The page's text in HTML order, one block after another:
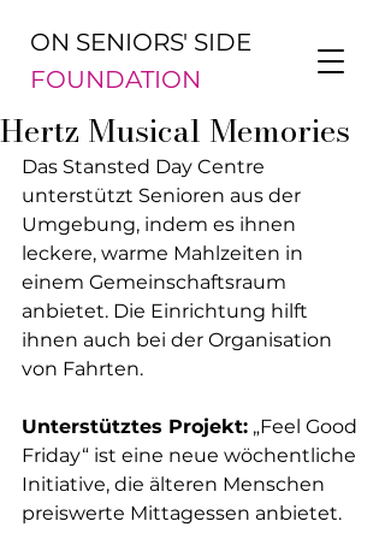
ON SENIORS' SIDE
FOUNDATION
Hertz Musical Memories
Das Stansted Day Centre
unterstützt Senioren aus der
Umgebung, indem es ihnen
leckere, warme Mahlzeiten in
einem Gemeinschaftsraum
anbietet. Die Einrichtung hilft
ihnen auch bei der Organisation
von Fahrten.
Unterstütztes Projekt: „Feel Good
Friday“ ist eine neue wöchentliche
Initiative, die älteren Menschen
preiswerte Mittagessen anbietet.